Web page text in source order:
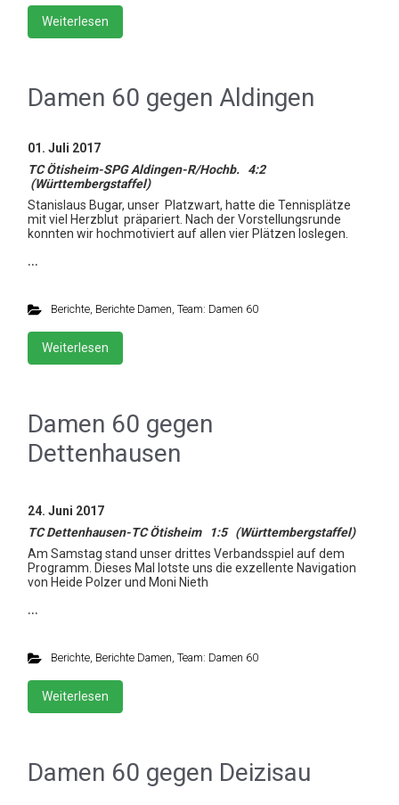
Weiterlesen
Damen 60 gegen Aldingen
01. Juli 2017
TC Ötisheim-SPG Aldingen-R/Hochb. 4:2
(Württembergstaffel)
Stanislaus Bugar, unser Platzwart, hatte die Tennisplätze
mit viel Herzblut präpariert. Nach der Vorstellungsrunde
konnten wir hochmotiviert auf allen vier Plätzen loslegen.
…
Berichte, Berichte Damen, Team: Damen 60
Weiterlesen
Damen 60 gegen
Dettenhausen
24. Juni 2017
TC Dettenhausen-TC Ötisheim 1:5 (Württembergstaffel)
Am Samstag stand unser drittes Verbandsspiel auf dem
Programm. Dieses Mal lotste uns die exzellente Navigation
von Heide Polzer und Moni Nieth
…
Berichte, Berichte Damen, Team: Damen 60
Weiterlesen
Damen 60 gegen Deizisau